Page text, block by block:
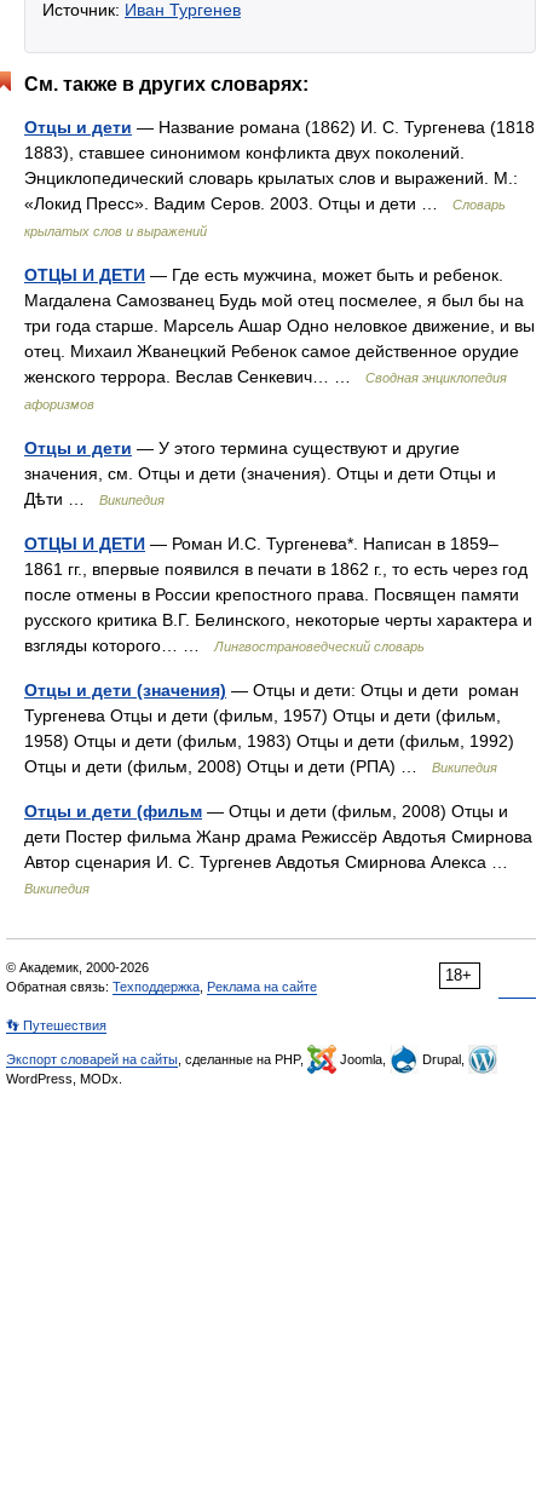
Источник: Иван Тургенев
См. также в других словарях:
Отцы и дети — Название романа (1862) И. С. Тургенева (1818
1883), ставшее синонимом конфликта двух поколений.
Энциклопедический словарь крылатых слов и выражений. М.:
«Локид Пресс». Вадим Серов. 2003. Отцы и дети …
Словарь
крылатых слов и выражений
ОТЦЫ И ДЕТИ — Где есть мужчина, может быть и ребенок.
Магдалена Самозванец Будь мой отец посмелее, я был бы на
три года старше. Марсель Ашар Одно неловкое движение, и вы
отец. Михаил Жванецкий Ребенок самое действенное орудие
женского террора. Веслав Сенкевич… …
Сводная энциклопедия
афоризмов
Отцы и дети — У этого термина существуют и другие
значения, см. Отцы и дети (значения). Отцы и дети Отцы и
Дѣти …
Википедия
ОТЦЫ И ДЕТИ — Роман И.С. Тургенева*. Написан в 1859–
1861 гг., впервые появился в печати в 1862 г., то есть через год
после отмены в России крепостного права. Посвящен памяти
русского критика В.Г. Белинского, некоторые черты характера и
взгляды которого… …
Лингвострановедческий словарь
Отцы и дети (значения) — Отцы и дети: Отцы и дети роман
Тургенева Отцы и дети (фильм, 1957) Отцы и дети (фильм,
1958) Отцы и дети (фильм, 1983) Отцы и дети (фильм, 1992)
Отцы и дети (фильм, 2008) Отцы и дети (РПА) …
Википедия
Отцы и дети (фильм — Отцы и дети (фильм, 2008) Отцы и
дети Постер фильма Жанр драма Режиссёр Авдотья Смирнова
Автор сценария И. С. Тургенев Авдотья Смирнова Алекса …
Википедия
18+
© Академик, 2000-2026
Обратная связь: Техподдержка Реклама на сайте
👣 Путешествия
Экспорт словарей на сайты , сделанные на PHP, Joomla,
Drupal,
WordPress, MODx.